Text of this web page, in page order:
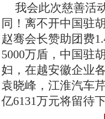
我会此次慈善活
同！离不开中国驻
赵骞会长赞助团费
5000万盾，中国驻
妇，在越安徽企业
袁晓峰，江淮汽车
亿6131万元将留待